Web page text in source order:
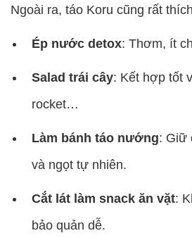
Ngoài ra, táo Koru cũng rất
Ép nước detox: Thơm, ít
Salad trái cây: Kết hợp tốt
rocket…
Làm bánh táo nướng: Giữ
và ngọt tự nhiên.
Cắt lát làm snack ăn vặt:
bảo quản dễ.